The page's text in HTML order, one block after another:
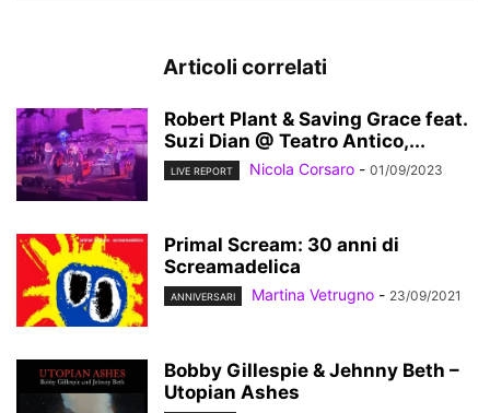
Articoli correlati
Robert Plant & Saving Grace feat.
Suzi Dian @ Teatro Antico,...
LIVE REPORT Nicola Corsaro - 01/09/2023
Primal Scream: 30 anni di
Screamadelica
ANNIVERSARI Martina Vetrugno - 23/09/2021
Bobby Gillespie & Jehnny Beth –
Utopian Ashes